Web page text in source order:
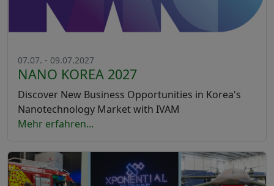
07.07. - 09.07.2027
NANO KOREA 2027
Discover New Business Opportunities in Korea's
Nanotechnology Market with IVAM
Mehr erfahren...